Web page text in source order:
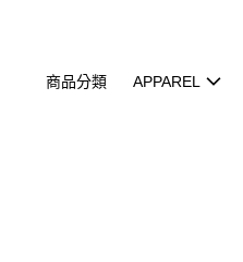
商品分類 APPAREL